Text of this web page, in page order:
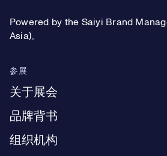
Powered by the Saiyi Brand
Asia)。
参展
关于展会
品牌背书
组织机构